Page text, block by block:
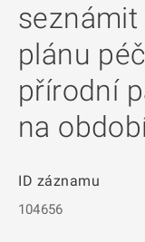
seznámit
plánu
přírodní
na
ID záznamu
104656